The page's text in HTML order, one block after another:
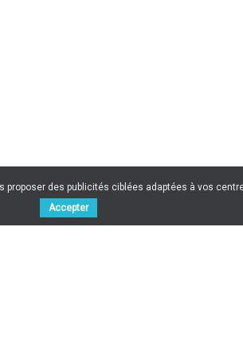
des publicités ciblées adaptées à vos
Accepter